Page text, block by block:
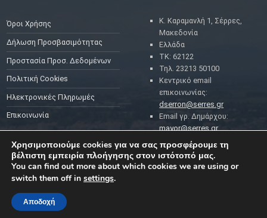
Όροι Χρήσης
Δήλωση Προσβασιμότητας
Προστασία Προσ. Δεδομένων
Πολιτική Cookies
Ηλεκτρονικές Πληρωμές
Επικοινωνία
Κ. Καραμανλή 1, Σέρρες,
Μακεδονία
Ελλάδα
ΤΚ: 62122
Τηλ. 23213 50100
Κεντρικό email
επικοινωνίας:
dserron@serres.gr
Email γρ. Δημάρχου:
mayor@serres.gr
Email DPO (Υπευθύνου
Προστασίας Δεδομένων):
dpo@serres.gr
ΡΟΗ ΕΙΔΗΣΕΩΝ
Χρησιμοποιούμε cookies για να σας προσφέρουμε τη
βέλτιστη εμπειρία πλοήγησης στον ιστότοπό μας.
You can find out more about which cookies we are using or
switch them off in settings.
Αποδοχή